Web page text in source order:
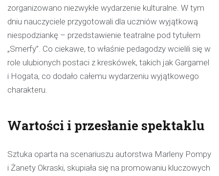
zorganizowano niezwykłe wydarzenie kulturalne. W tym
dniu nauczyciele przygotowali dla uczniów wyjątkową
niespodziankę – przedstawienie teatralne pod tytułem
„Smerfy”. Co ciekawe, to właśnie pedagodzy wcielili się w
role ulubionych postaci z kreskówek, takich jak Gargamel
i Hogata, co dodało całemu wydarzeniu wyjątkowego
charakteru.
Wartości i przesłanie spektaklu
Sztuka oparta na scenariuszu autorstwa Marleny Pompy
i Żanety Okraski, skupiała się na promowaniu kluczowych